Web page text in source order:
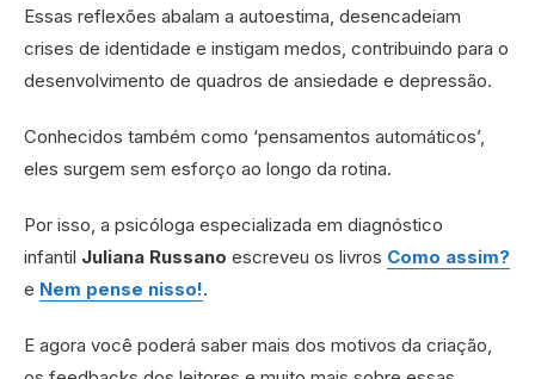
Essas reflexões abalam a autoestima, desencadeiam
crises de identidade e instigam medos, contribuindo para o
desenvolvimento de quadros de ansiedade e depressão.
Conhecidos também como ‘pensamentos automáticos’,
eles surgem sem esforço ao longo da rotina.
Por isso, a psicóloga especializada em diagnóstico
infantil Juliana Russano escreveu os livros Como assim?
e Nem pense nisso!.
E agora você poderá saber mais dos motivos da criação,